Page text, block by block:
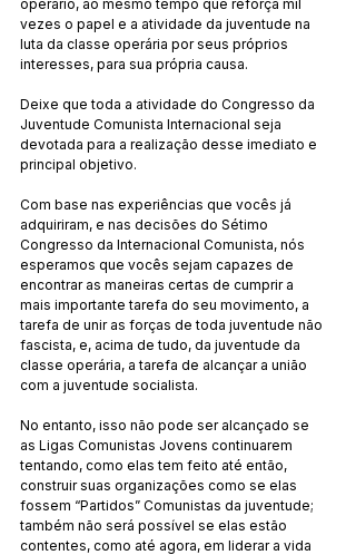
operário, ao mesmo tempo que reforça mil
vezes o papel e a atividade da juventude na
luta da classe operária por seus próprios
interesses, para sua própria causa.
Deixe que toda a atividade do Congresso da
Juventude Comunista Internacional seja
devotada para a realização desse imediato e
principal objetivo.
Com base nas experiências que vocês já
adquiriram, e nas decisões do Sétimo
Congresso da Internacional Comunista, nós
esperamos que vocês sejam capazes de
encontrar as maneiras certas de cumprir a
mais importante tarefa do seu movimento, a
tarefa de unir as forças de toda juventude não
fascista, e, acima de tudo, da juventude da
classe operária, a tarefa de alcançar a união
com a juventude socialista.
No entanto, isso não pode ser alcançado se
as Ligas Comunistas Jovens continuarem
tentando, como elas tem feito até então,
construir suas organizações como se elas
fossem “Partidos” Comunistas da juventude;
também não será possível se elas estão
contentes, como até agora, em liderar a vida